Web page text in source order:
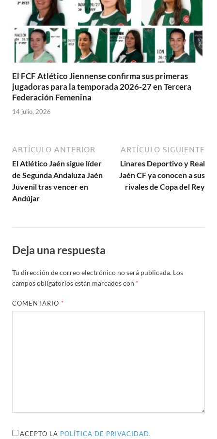
El FCF Atlético Jiennense confirma sus primeras
jugadoras para la temporada 2026-27 en Tercera
Federación Femenina
14 julio, 2026
ARTÍCULO ANTERIOR
El Atlético Jaén sigue líder
de Segunda Andaluza Jaén
Juvenil tras vencer en
Andújar
ARTÍCULO SIGUIENTE
Linares Deportivo y Real
Jaén CF ya conocen a sus
rivales de Copa del Rey
Deja una respuesta
Tu dirección de correo electrónico no será publicada. Los
campos obligatorios están marcados con *
COMENTARIO *
ACEPTO LA POLÍTICA DE PRIVACIDAD.